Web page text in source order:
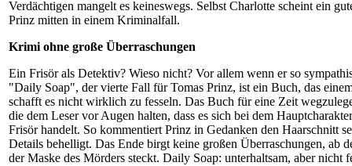
Verdächtigen mangelt es keineswegs. Selbst Charlotte scheint ein
Prinz mitten in einem Kriminalfall.
Krimi ohne große Überraschungen
Ein Frisör als Detektiv? Wieso nicht? Vor allem wenn er so
"Daily Soap", der vierte Fall für Tomas Prinz, ist ein Buch, das
schafft es nicht wirklich zu fesseln. Das Buch für eine Zeit
die dem Leser vor Augen halten, dass es sich bei dem
Frisör handelt. So kommentiert Prinz in Gedanken den Haarschnitt
Details behelligt. Das Ende birgt keine großen Überraschungen, ab
der Maske des Mörders steckt. Daily Soap: unterhaltsam, aber nicht